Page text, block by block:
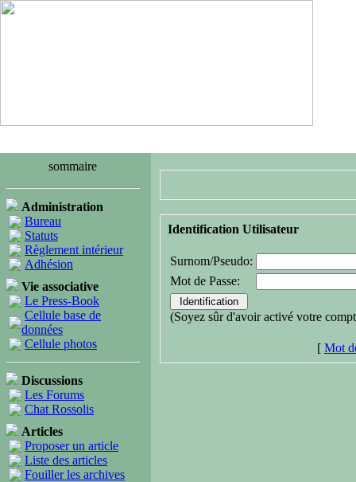
sommaire
Administration
Bureau
Statuts
Règlement intérieur
Adhésion
Vie associative
Le Press-Book
Cellule base de
données
Cellule photos
Discussions
Les Forums
Chat Rossolis
Articles
Proposer un article
Liste des articles
Fouiller les archives
Identification Utilisateur
Surnom/Pseudo:
Mot de Passe:
(Soyez sûr d'avoir activé votre
[ Mot